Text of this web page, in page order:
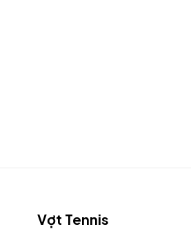
Vợt Tennis